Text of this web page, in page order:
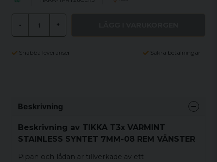
- +
Snabba leveranser Säkra betalningar
Beskrivning
Beskrivning av TIKKA T3x VARMINT
STAINLESS SYNTET 7MM-08 REM VÄNSTER
Pipan och lådan är tillverkade av ett